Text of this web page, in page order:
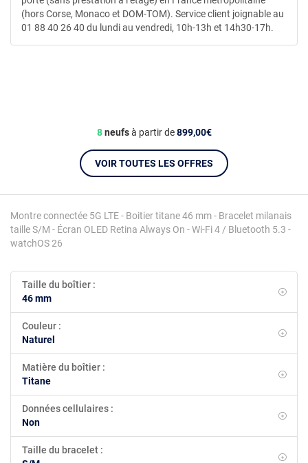
Montre connectée 5G LTE - Boitier titane 46 mm - Bracelet milanais
taille S/M - Écran OLED Retina Always On - Wi-Fi 4 / Bluetooth 5.3 -
watchOS 26
Taille du boîtier :
46 mm
Couleur :
Naturel
Matière du boîtier :
Titane
Données cellulaires :
Non
Taille du bracelet :
8neufsà partir de899,00€
VOIR TOUTES LES OFFRES
(hors Corse, Monaco et DOM-TOM). Service client joignable au
01 88 40 26 40 du lundi au vendredi, 10h-13h et 14h30-17h.